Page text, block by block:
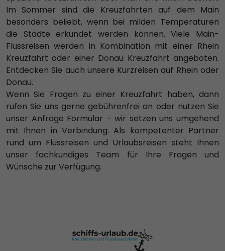
Im Sommer sind die Kreuzfahrten auf dem Main
besonders beliebt, wenn bei milden Temperaturen
die Städte erkundet werden können. Viele Main-
Flussreisen werden in Kombination mit einer Rhein
Kreuzfahrt oder einer Donau Kreuzfahrt angeboten.
Entdecken Sie auch unsere Kurzreisen auf Rhein oder
Donau.
Wenn Sie Fragen zu einer Kreuzfahrt haben, dann
rufen Sie uns gerne gebührenfrei an oder nutzen Sie
unser Anfrage Formular – wir setzen uns umgehend
mit Ihnen in Verbindung. Als kompetenter Partner
rund um Flussreisen und Urlaubsreisen steht Ihnen
unser fachkundiges Team für Ihre Fragen und
Wünsche zur Verfügung.